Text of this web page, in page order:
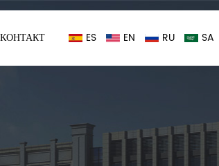
КОНТАКТ ES EN RU SA